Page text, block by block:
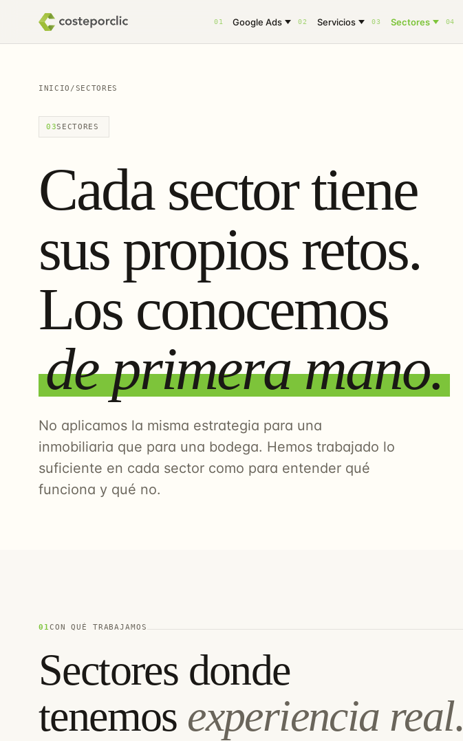
01 Google Ads 02 Servicios 03 Sectores 04
INICIO /SECTORES
03SECTORES
Cada sector tiene
sus propios retos.
Los conocemos
de primera mano.
No aplicamos la misma estrategia para una
inmobiliaria que para una bodega. Hemos trabajado lo
suficiente en cada sector como para entender qué
funciona y qué no.
01CON QUÉ TRABAJAMOS
Sectores donde
tenemos experiencia real.